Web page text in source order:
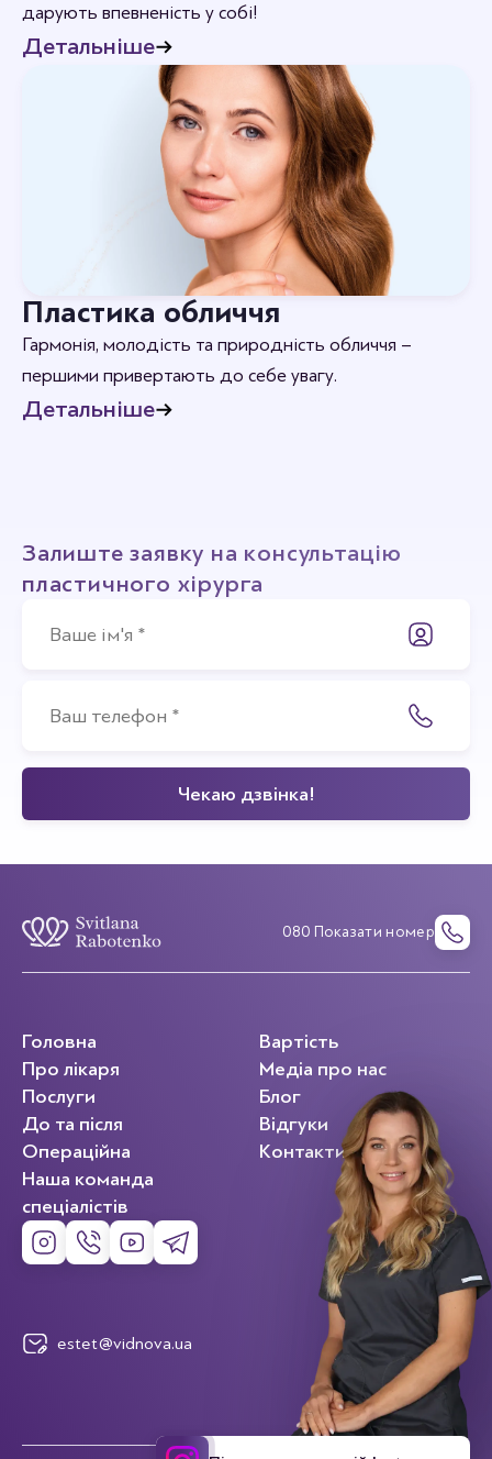
дарують впевненість у собі!
Детальніше
Пластика обличчя
Гармонія, молодість та природність обличчя –
першими привертають до себе увагу.
Детальніше
Залиште заявку на консультацію
пластичного хірурга
080 Показати номер
Головна
Про лікаря
Послуги
До та після
Операційна
Наша команда
спеціалістів
Вартість
Медіа про нас
Блог
Відгуки
Контакти
estet@vidnova.ua